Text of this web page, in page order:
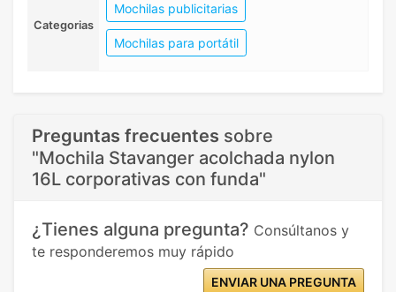
Categorias
Mochilas publicitarias
Mochilas para portátil
Preguntas frecuentes sobre
"Mochila Stavanger acolchada nylon
16L corporativas con funda"
¿Tienes alguna pregunta? Consúltanos y
te responderemos muy rápido
ENVIAR UNA PREGUNTA